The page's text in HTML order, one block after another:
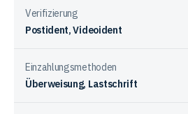
Nachteile
der
Verifizierung
Postident, Videoident
Einzahlungsmethoden
Überweisung, Lastschrift